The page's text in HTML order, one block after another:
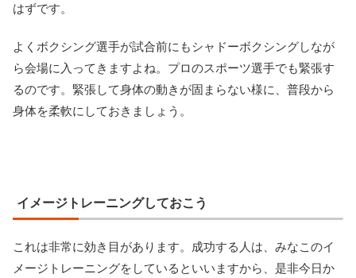
はずです。
よくボクシング選手が試合前にもシャドーボクシングしなが
ら会場に入ってきますよね。プロのスポーツ選手でも緊張す
るのです。緊張して身体の動きが固まらない様に、普段から
身体を柔軟にしておきましょう。
イメージトレーニングしておこう
これは非常に効き目があります。成功する人は、みなこのイ
メージトレーニングをしているといいますから、是非今日か